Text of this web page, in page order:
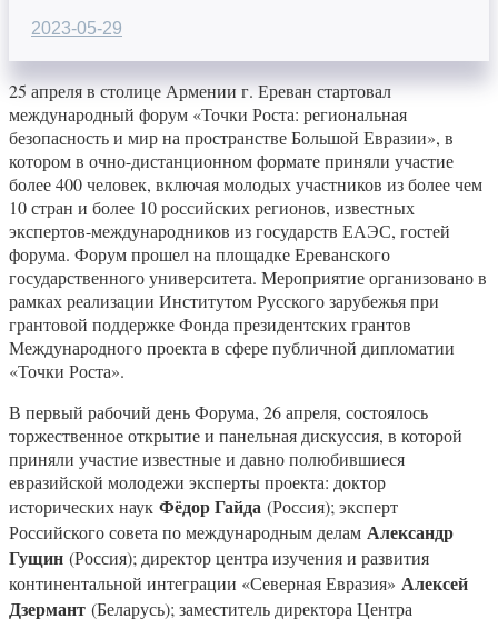
2023-05-29
25 апреля в столице Армении г. Ереван стартовал
международный форум «Точки Роста: региональная
безопасность и мир на пространстве Большой Евразии», в
котором в очно-дистанционном формате приняли участие
более 400 человек, включая молодых участников из более чем
10 стран и более 10 российских регионов, известных
экспертов-международников из государств ЕАЭС, гостей
форума. Форум прошел на площадке Ереванского
государственного университета. Мероприятие организовано в
рамках реализации Институтом Русского зарубежья при
грантовой поддержке Фонда президентских грантов
Международного проекта в сфере публичной дипломатии
«Точки Роста».
В первый рабочий день Форума, 26 апреля, состоялось
торжественное открытие и панельная дискуссия, в которой
приняли участие известные и давно полюбившиеся
евразийской молодежи эксперты проекта: доктор
исторических наук Фёдор Гайда (Россия); эксперт
Российского совета по международным делам Александр
Гущин (Россия); директор центра изучения и развития
континентальной интеграции «Северная Евразия» Алексей
Дзермант (Беларусь); заместитель директора Центра